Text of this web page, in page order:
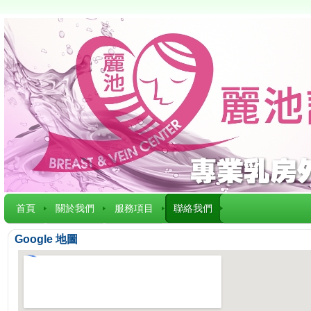
首頁 關於我們 服務項目 聯絡我們
Google 地圖